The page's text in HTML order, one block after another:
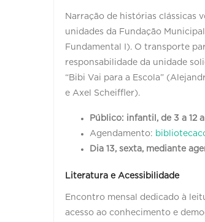
Narração de histórias clássicas
unidades da Fundação
Fundamental I). O transporte
responsabilidade da unidade
“Bibi Vai para a Escola”
e Axel Scheiffler).
Público: infantil, de 3 a 12
Agendamento:
Dia 13, sexta, mediante
Literatura e Acessibilidade
Encontro mensal dedicado à
acesso ao conhecimento e